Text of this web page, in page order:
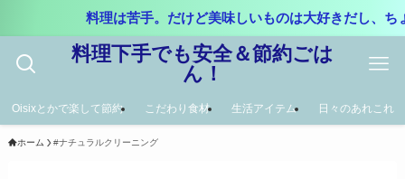
料理は苦手。だけど美味しいものは大好きだし、
料理下手でも安全＆節約ごは
ん！
Oisixとかで楽して節約 こだわり食材 生活アイテム 日々のあれこれ
ホーム #ナチュラルクリーニング